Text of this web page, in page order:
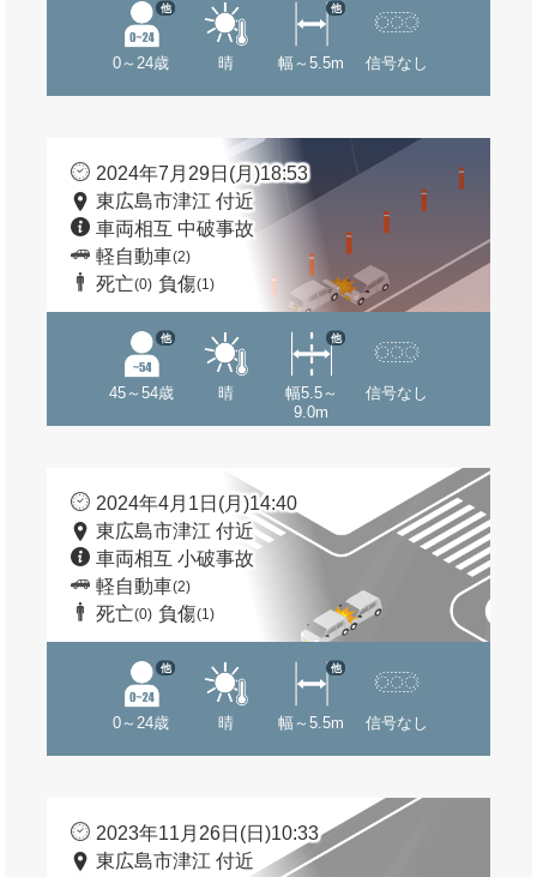
0～24歳
他
晴 幅～5.5m
他
信号なし
2024年7月29日(月)18:53
東広島市津江 付近
車両相互 中破事故
軽自動車(2)
死亡(0) 負傷(1)
45～54歳
他
晴
幅5.5～
9.0m
他
信号なし
2024年4月1日(月)14:40
東広島市津江 付近
車両相互 小破事故
軽自動車(2)
死亡(0) 負傷(1)
0～24歳
他
晴 幅～5.5m
他
信号なし
2023年11月26日(日)10:33
東広島市津江 付近